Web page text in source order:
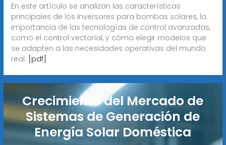
En este artículo se analizan las características
principales de los inversores para bombas solares, la
importancia de las tecnologías de control avanzadas,
como el control vectorial, y cómo elegir modelos que
se adapten a las necesidades operativas del mundo
real. [pdf]
Crecimiento del Mercado de
Sistemas de Generación de
Energía Solar Doméstica